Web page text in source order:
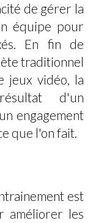
de gérer la
équipe pour
En fin de
traditionnel
jeux vidéo, la
d'un
engagement
que l'on fait.
est
améliorer les